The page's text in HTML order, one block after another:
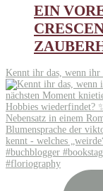
EIN
Kennt ihr das, wenn ihr